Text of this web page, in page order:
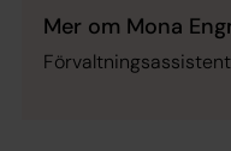
Mer om Mona